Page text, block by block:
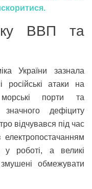
ВВП та
України зазнала
російські атаки на
морські порти та
дефіциту
відчувався під час
у роботі, а великі
обмежувати